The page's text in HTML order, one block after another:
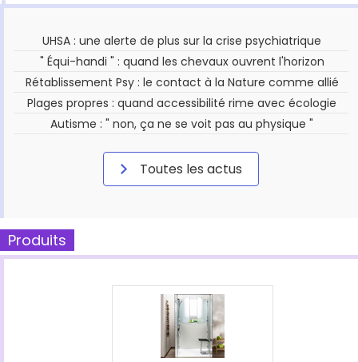
UHSA : une alerte de plus sur la crise psychiatrique
" Équi-handi " : quand les chevaux ouvrent l'horizon
Rétablissement Psy : le contact à la Nature comme allié
Plages propres : quand accessibilité rime avec écologie
Autisme : " non, ça ne se voit pas au physique "
Toutes les actus
Produits